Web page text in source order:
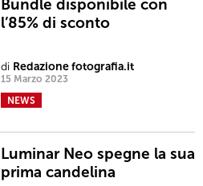
Bundle disponibile con
l’85% di sconto
di Redazione fotografia.it
15 Marzo 2023
NEWS
Luminar Neo spegne la sua
prima candelina